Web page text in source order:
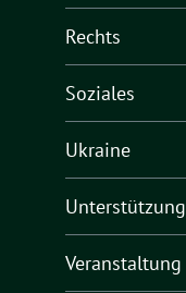
Rechts
Soziales
Ukraine
Unterstützung
Veranstaltung